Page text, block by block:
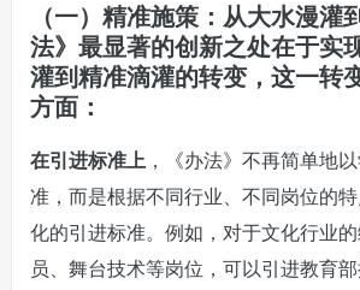
（一）精准施策：从大水漫灌
法》最显著的创新之处在于实
灌到精准滴灌的转变，这一转
方面：
在引进标准上 ，《办法》不再简单地
准，而是根据不同行业、不同岗位的
化的引进标准。例如，对于文化行业
员、舞台技术等岗位，可以引进教育